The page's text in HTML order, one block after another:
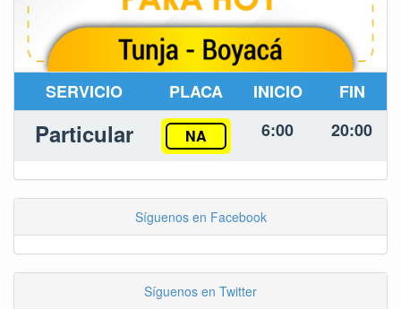
SERVICIO PLACA INICIO FIN
Particular NA 6:00 20:00
Síguenos en Facebook
Síguenos en Twitter